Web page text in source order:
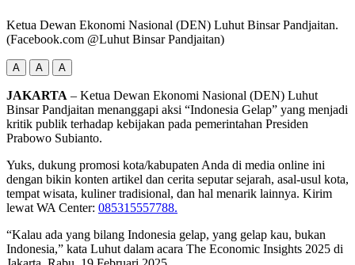
Ketua Dewan Ekonomi Nasional (DEN) Luhut Binsar Pandjaitan.
(Facebook.com @Luhut Binsar Pandjaitan)
A A A
JAKARTA – Ketua Dewan Ekonomi Nasional (DEN) Luhut
Binsar Pandjaitan menanggapi aksi “Indonesia Gelap” yang menjadi
kritik publik terhadap kebijakan pada pemerintahan Presiden
Prabowo Subianto.
Yuks, dukung promosi kota/kabupaten Anda di media online ini
dengan bikin konten artikel dan cerita seputar sejarah, asal-usul kota,
tempat wisata, kuliner tradisional, dan hal menarik lainnya. Kirim
lewat WA Center: 085315557788.
“Kalau ada yang bilang Indonesia gelap, yang gelap kau, bukan
Indonesia,” kata Luhut dalam acara The Economic Insights 2025 di